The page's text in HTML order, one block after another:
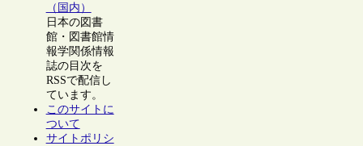
（国内）
日本の図書
館・図書館情
報学関係情報
誌の目次を
RSSで配信し
ています。
このサイトに
ついて
サイトポリシ